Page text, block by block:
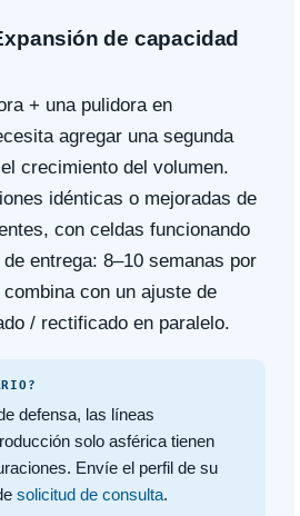
de capacidad
+ una pulidora en
agregar una segunda
crecimiento del volumen.
idénticas o mejoradas de
con celdas funcionando
entrega: 8–10 semanas por
con un ajuste de
/ rectificado en paralelo.
defensa, las líneas
solo asférica tienen
Envíe el perfil de su
solicitud de consulta.